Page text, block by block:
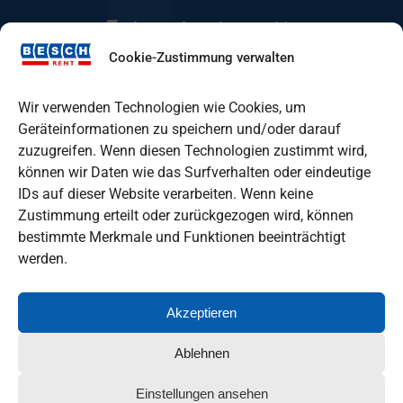
Cookie-Zustimmung verwalten
Wir verwenden Technologien wie Cookies, um
Geräteinformationen zu speichern und/oder darauf
zuzugreifen. Wenn diesen Technologien zustimmt wird,
können wir Daten wie das Surfverhalten oder eindeutige
IDs auf dieser Website verarbeiten. Wenn keine
Zustimmung erteilt oder zurückgezogen wird, können
bestimmte Merkmale und Funktionen beeinträchtigt
werden.
Akzeptieren
Ablehnen
Einstellungen ansehen
Mietstation Eberswalde
Mietstation Fürstenwalde
Mietstation Lindenberg
Mietstation Oranienburg